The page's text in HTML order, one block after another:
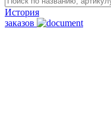
История
заказов